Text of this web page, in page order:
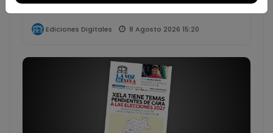
Ediciones Digitales 8 Agosto 2026 15:20